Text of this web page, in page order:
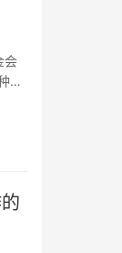
会